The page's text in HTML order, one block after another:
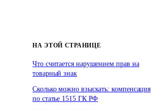
НА ЭТОЙ СТРАНИЦЕ
Что считается нарушением прав на
товарный знак
Сколько можно взыскать: компенсация
по статье 1515 ГК РФ